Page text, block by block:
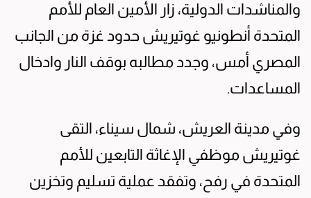
والمناشدات الدولية، زار الأمين العام للأمم
المتحدة أنطونيو غوتيريش حدود غزة من الجانب
المصري أمس، وجدد مطالبه بوقف النار وادخال
المساعدات.
وفي مدينة العريش، شمال سيناء، التقى
غوتيريش موظفي الإغاثة التابعين للأمم
المتحدة في رفح، وتفقد عملية تسليم وتخزين